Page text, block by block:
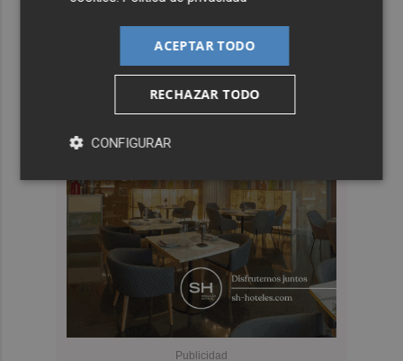
ACEPTAR TODO
RECHAZAR TODO
CONFIGURAR